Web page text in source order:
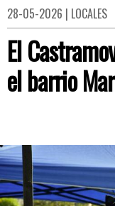
28-05-2026 | LOCALES
El
el barrio